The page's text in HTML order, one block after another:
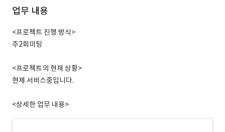
업무 내용
<프로젝트 진행 방식>
주2회미팅
<프로젝트의 현재 상황>
현제 서비스중입니다.
<상세한 업무 내용>